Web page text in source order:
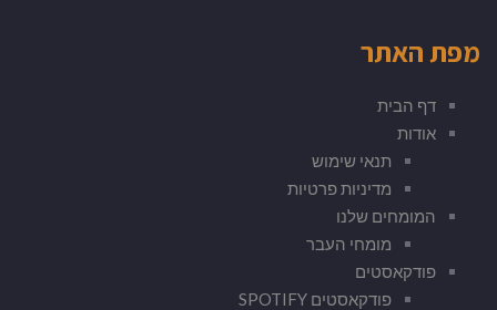
מפת האתר
דף הבית
אודות
תנאי שימוש
מדיניות פרטיות
המומחים שלנו
מומחי העבר
פודקאסטים
פודקאסטים SPOTIFY